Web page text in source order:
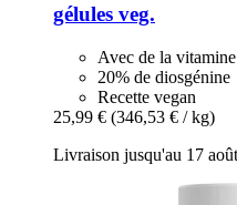
gélules veg.
Avec de la
20% de diosgénine
Recette vegan
25,99 € (346,53 € / kg)
Livraison jusqu'au 17 août